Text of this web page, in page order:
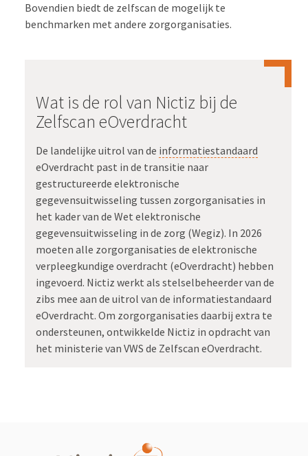
Wat is de rol van Nictiz bij de
Zelfscan eOverdracht
De landelijke uitrol van de informatiestandaard
eOverdracht past in de transitie naar
gestructureerde elektronische
gegevensuitwisseling tussen zorgorganisaties in
het kader van de Wet elektronische
gegevensuitwisseling in de zorg (Wegiz). In 2026
moeten alle zorgorganisaties de elektronische
verpleegkundige overdracht (eOverdracht) hebben
ingevoerd. Nictiz werkt als stelselbeheerder van de
zibs mee aan de uitrol van de informatiestandaard
eOverdracht. Om zorgorganisaties daarbij extra te
ondersteunen, ontwikkelde Nictiz in opdracht van
het ministerie van VWS de Zelfscan eOverdracht.
Bovendien biedt de zelfscan de mogelijk te
benchmarken met andere zorgorganisaties.